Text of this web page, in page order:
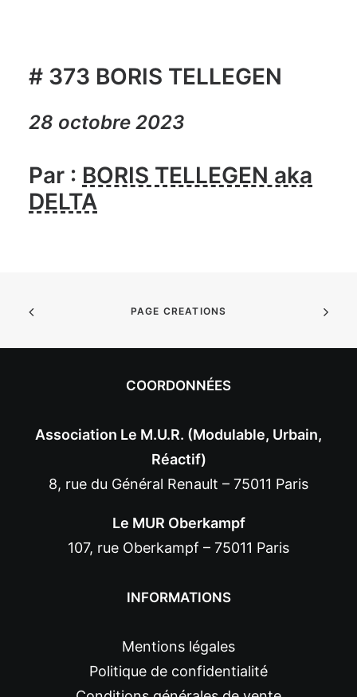
# 373 BORIS TELLEGEN
28 octobre 2023
Par : BORIS TELLEGEN aka
DELTA
PAGE CREATIONS
COORDONNÉES
Association Le M.U.R. (Modulable, Urbain,
Réactif)
8, rue du Général Renault – 75011 Paris
Le MUR Oberkampf
107, rue Oberkampf – 75011 Paris
INFORMATIONS
Mentions légales
Politique de confidentialité